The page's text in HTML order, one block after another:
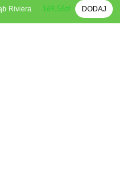
Riviera 169,56zł DODAJ